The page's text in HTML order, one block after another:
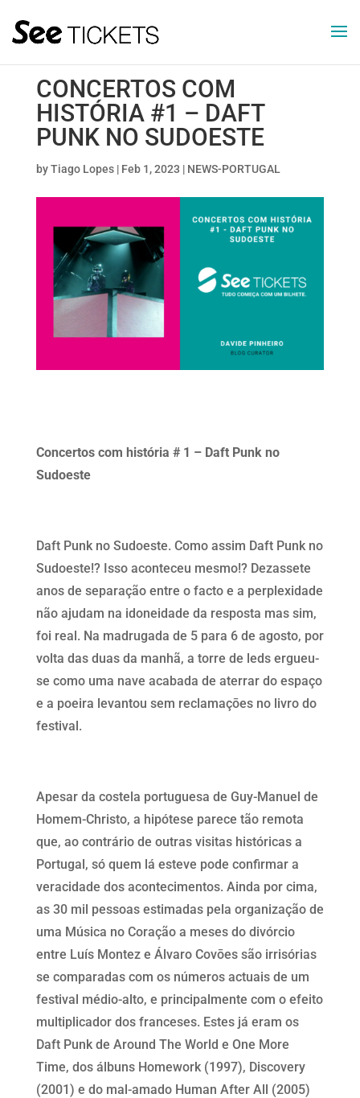
CONCERTOS COM
HISTÓRIA #1 – DAFT
PUNK NO SUDOESTE
byTiago Lopes| Feb 1, 2023 | NEWS-PORTUGAL
Concertos com história # 1 – Daft Punk no
Sudoeste
Daft Punk no Sudoeste. Como assim Daft Punk no
Sudoeste!? Isso aconteceu mesmo!? Dezassete
anos de separação entre o facto e a perplexidade
não ajudam na idoneidade da resposta mas sim,
foi real. Na madrugada de 5 para 6 de agosto, por
volta das duas da manhã, a torre de leds ergueu-
se como uma nave acabada de aterrar do espaço
e a poeira levantou sem reclamaçōes no livro do
festival.
Apesar da costela portuguesa de Guy-Manuel de
Homem-Christo, a hipótese parece tão remota
que, ao contrário de outras visitas históricas a
Portugal, só quem lá esteve pode confirmar a
veracidade dos acontecimentos. Ainda por cima,
as 30 mil pessoas estimadas pela organização de
uma Música no Coração a meses do divórcio
entre Luís Montez e Álvaro Covōes são irrisórias
se comparadas com os números actuais de um
festival médio-alto, e principalmente com o efeito
multiplicador dos franceses. Estes já eram os
Daft Punk de Around The World e One More
Time, dos álbuns Homework (1997), Discovery
(2001) e do mal-amado Human After All (2005)